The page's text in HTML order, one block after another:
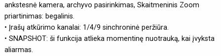
ankstesnė kamera, archyvo pasirinkimas, Skaitmeninis Zoom
priartinimas: begalinis.
• Įrašų atkūrimo kanalai: 1/4/9 sinchroninė peržiūra.
• SNAPSHOT: ši funkcija atlieka momentinę nuotrauką, kai įvyksta
aliarmas.